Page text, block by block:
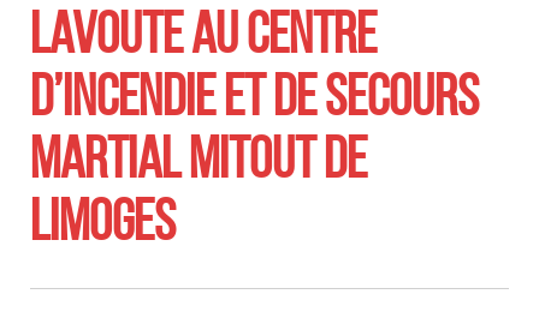
LAVOUTE AU CENTRE
D’INCENDIE ET DE SECOURS
MARTIAL MITOUT DE
LIMOGES